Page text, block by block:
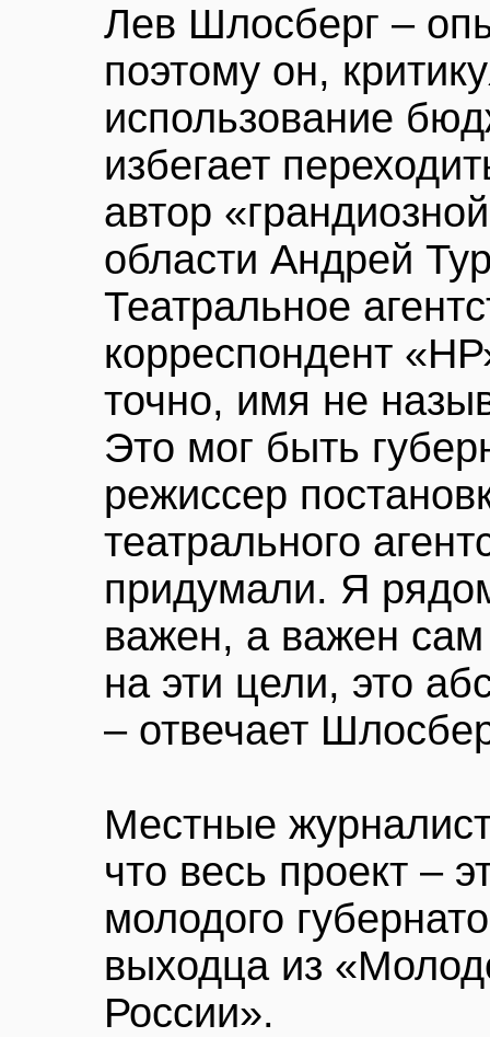
Лев Шлосберг –
поэтому он,
использование
избегает
автор
области Андрей
Театральное
корреспондент
точно, имя не
Это мог быть
режиссер
театрального
придумали. Я
важен, а важен
на эти цели, это
– отвечает
Местные
что весь проект –
молодого
выходца из
России».